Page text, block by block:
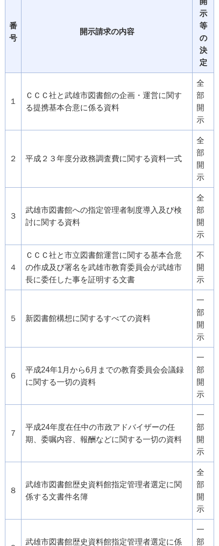
番
号
開示請求の内容
示
等
の
決
定
１
ＣＣＣ社と武雄市図書館の企画・運営に関す
る提携基本合意に係る資料
全
部
開
示
２ 平成２３年度分政務調査費に関する資料一式
全
部
開
示
３
武雄市図書館への指定管理者制度導入及び検
討に関する資料
全
部
開
示
４
ＣＣＣ社と市立図書館運営に関する基本合意
の作成及び署名を武雄市教育委員会が武雄市
長に委任した事を証明する文書
不
開
示
５ 新図書館構想に関するすべての資料
一
部
開
示
６
平成24年1月から6月までの教育委員会会議録
に関する一切の資料
一
部
開
示
７
平成24年度在任中の市政アドバイザーの任
期、委嘱内容、報酬などに関する一切の資料
一
部
開
示
８
武雄市図書館歴史資料館指定管理者選定に関
係する文書件名簿
全
部
開
示
武雄市図書館歴史資料館指定管理者選定に係
一
部